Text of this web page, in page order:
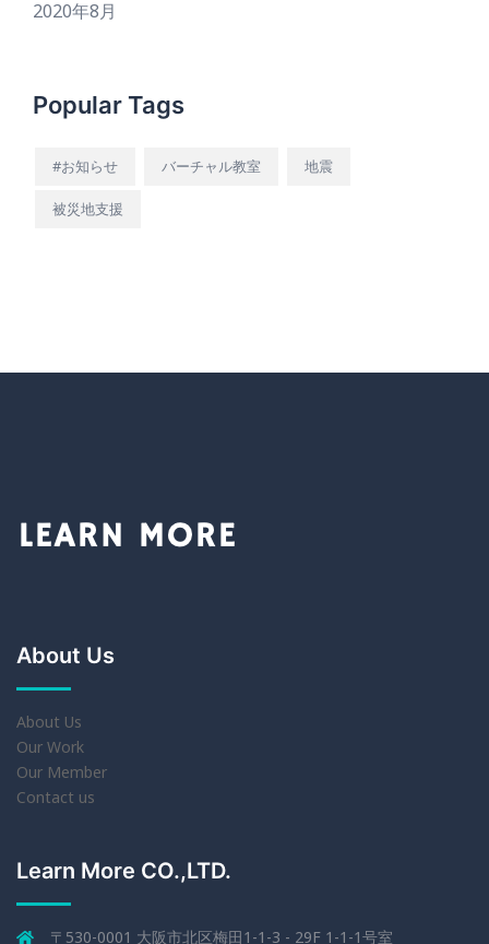
2020年8月
Popular Tags
#お知らせ バーチャル教室 地震
被災地支援
About Us
About Us
Our Work
Our Member
Contact us
Learn More CO.,LTD.
〒530-0001 大阪市北区梅田1-1-3 - 29F 1-1-1号室